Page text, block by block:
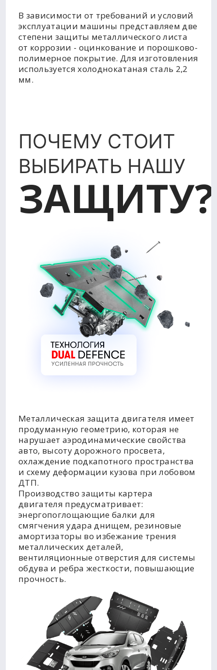
В зависимости от требований и условий
эксплуатации машины представляем две
степени защиты металлического листа
от коррозии - оцинкование и порошково-
полимерное покрытие. Для изготовления
используется холоднокатаная сталь 2,2
мм.
ПОЧЕМУ СТОИТ
ВЫБИРАТЬ НАШУ
ЗАЩИТУ?
Металлическая защита двигателя имеет
продуманную геометрию, которая не
нарушает аэродинамические свойства
авто, высоту дорожного просвета,
охлаждение подкапотного пространства
и схему деформации кузова при лобовом
ДТП.
Производство защиты картера
двигателя предусматривает:
энергопоглощающие балки для
смягчения удара днищем, резиновые
амортизаторы во избежание трения
металлических деталей,
вентиляционные отверстия для системы
обдува и ребра жесткости, повышающие
прочность.